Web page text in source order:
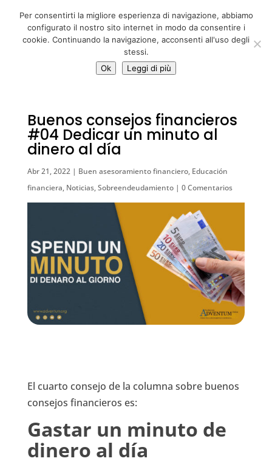
06 39725888
info@adventum.org
Buenos consejos financieros
#04 Dedicar un minuto al
dinero al día
Abr 21, 2022| Buen asesoramiento financiero, Educación
financiera, Noticias,Sobreendeudamiento| 0 Comentarios
El cuarto consejo de la columna sobre buenos
consejos financieros es:
Gastar un minuto de
dinero al día
Per consentirti la migliore esperienza di navigazione, abbiamo
configurato il nostro sito internet in modo da consentire i
cookie. Continuando la navigazione, acconsenti all'uso degli
stessi.
Ok
Leggi di più